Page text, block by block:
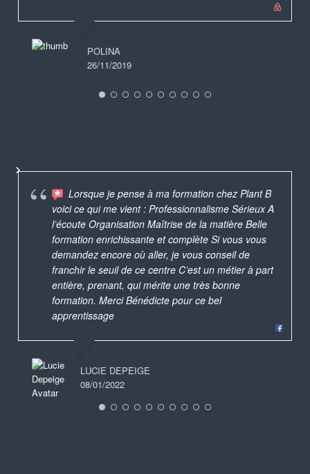
POLINA
26/11/2019
Lorsque je pense à ma formation chez Plant B
voici ce qui me vient : Professionnalisme Sérieux A
l’écoute Organisation Maîtrise de la matière Belle
formation enrichissante et complète Si vous vous
demandez encore où aller, je vous conseil de
franchir le seuil de ce centre C’est un métier à part
entière, prenant, qui mérite une très bonne
formation. Merci Bénédicte pour ce bel
apprentissage
LUCIE DEPEIGE
08/01/2022